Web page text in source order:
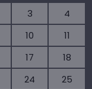
3
4
10
11
17
18
24
25